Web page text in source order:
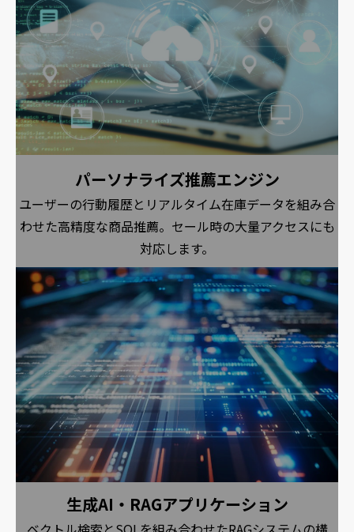
パーソナライズ推薦エンジン
ユーザーの行動履歴とリアルタイム在庫データを組み合
わせた高精度な商品推薦。セール時の大量アクセスにも
対応します。
生成AI・RAGアプリケーション